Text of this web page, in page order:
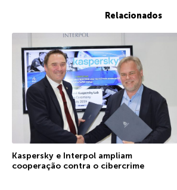
Relacionados
Kaspersky e Interpol ampliam
cooperação contra o cibercrime